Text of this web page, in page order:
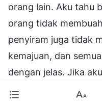
orang lain. Aku tahu
orang tidak
penyiram juga tidak
kemajuan, dan
dengan jelas. Jika
merenungkan